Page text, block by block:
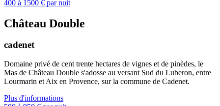
400 à 1500 € par nuit
Château Double
cadenet
Domaine privé de cent trente hectares de vignes et de pinèdes, le
Mas de Château Double s'adosse au versant Sud du Luberon, entre
Lourmarin et Aix en Provence, sur la commune de Cadenet.
Plus d'informations